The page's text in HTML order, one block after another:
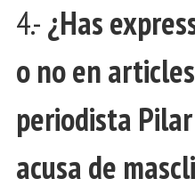
4.-¿Has
o no en
periodista
acusa de